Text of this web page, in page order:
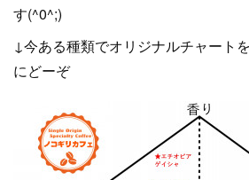
す(^0^;)
↓今ある種類でオリジナルチャート
にどーぞ